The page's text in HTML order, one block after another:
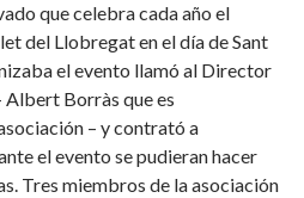
que celebra cada año el
del Llobregat en el día de Sant
el evento llamó al Director
Albert Borràs que es
– y contrató a
el evento se pudieran hacer
Tres miembros de la asociación